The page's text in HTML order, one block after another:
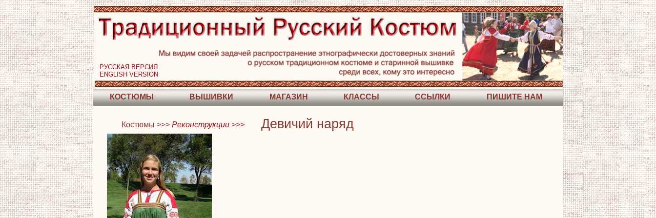
РУССКАЯ ВЕРСИЯ
ENGLISH VERSION
КОСТЮМЫ ВЫШИВКИ МАГАЗИН КЛАССЫ ССЫЛКИ ПИШИТЕ НАМ
Костюмы >>> Реконструкции >>> Девичий наряд